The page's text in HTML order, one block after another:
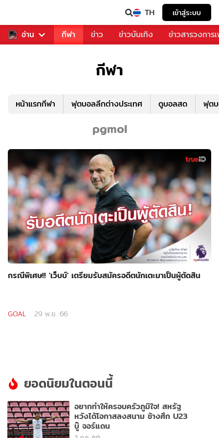
TH เข้าสู่ระบบ
อ่าน
สำหรับคุณ กีฬา ข่าว ข่าวบันเทิง ข่าวสารวงการ
กีฬา
หน้าแรกกีฬา ฟุตบอลลีกต่างประเทศ ดูบอลสด ฟุต
pgmol
กรณีพิเศษ!! 'เว็บบ์' เตรียมรับสมัครอดีตนักเตะมาเป็นผู้ตัดสิน
GOAL 29 พ.ย. 66
ยอดนิยมในตอนนี้
อยากทำให้ครอบครัวภูมิใจ! สหรัฐ
หวังได้โอกาสลงสนาม ช้างศึก U23
บู๊ จอร์แดน